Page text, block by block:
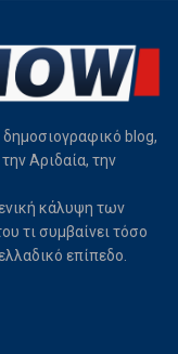
blog,
Αριδαία, την
κάλυψη των
τι συμβαίνει τόσο
επίπεδο.